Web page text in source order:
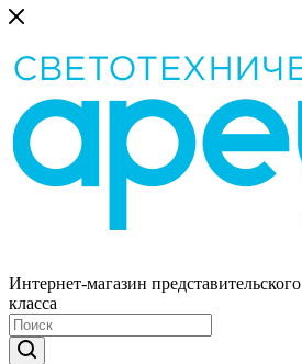
Интернет-магазин представительского
класса